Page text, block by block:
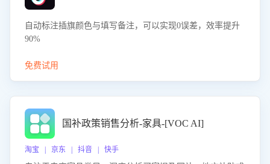
自动标注插旗颜色与填写备注，可以实现0误差，效率提升
90%
免费试用
国补政策销售分析-家具-[VOC AI]
淘宝 | 京东 | 抖音 | 快手